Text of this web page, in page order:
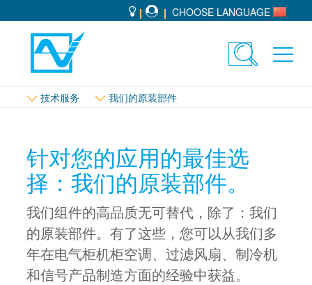
CHOOSE LANGUAGE
Toggle
技术服务 我们的原装部件
针对您的应用的最佳选
择：我们的原装部件。
我们组件的高品质无可替代，除了：我们
的原装部件。有了这些，您可以从我们多
年在电气柜机柜空调、过滤风扇、制冷机
和信号产品制造方面的经验中获益。